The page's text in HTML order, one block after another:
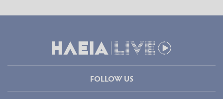
FOLLOW US